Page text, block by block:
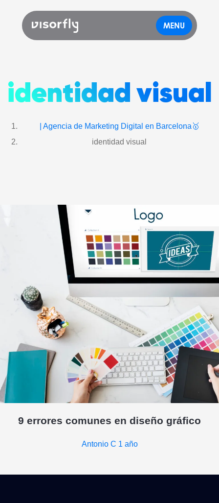
MENU
identidad visual
| Agencia de Marketing Digital en Barcelona🥇
identidad visual
9 errores comunes en diseño gráfico
Antonio C 1 año